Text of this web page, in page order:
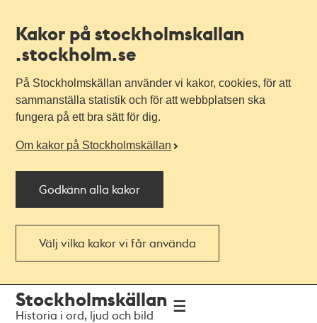
Kakor på stockholmskallan
.stockholm.se
På Stockholmskällan använder vi kakor, cookies, för att
sammanställa statistik och för att webbplatsen ska
fungera på ett bra sätt för dig.
Om kakor på Stockholmskällan
Godkänn alla kakor
Välj vilka kakor vi får använda
navigationen
huvudinnehållet
Stockholmskällan
Historia i ord, ljud och bild